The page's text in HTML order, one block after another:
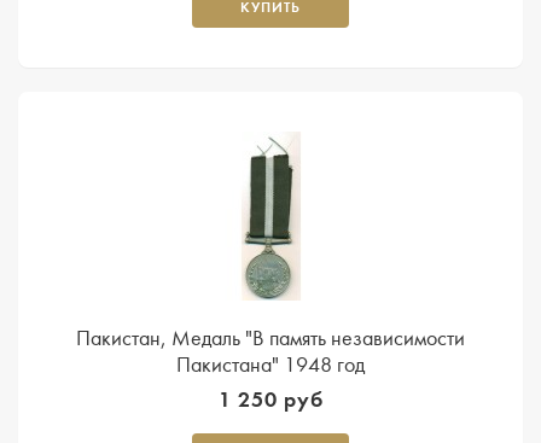
КУПИТЬ
Пакистан, Медаль "В память независимости
Пакистана" 1948 год
1 250 руб